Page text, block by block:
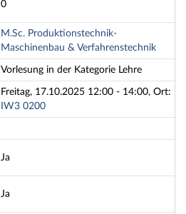
0
M.Sc. Produktionstechnik-
Maschinenbau & Verfahrenstechnik
Vorlesung in der Kategorie Lehre
Freitag, 17.10.2025 12:00 - 14:00, Ort:
IW3 0200
Ja
Ja